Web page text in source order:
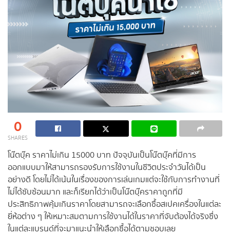
0
SHARES
โน๊ตบุ๊ค ราคาไม่เกิน 15000 บาท ปัจจุบันเป็นโน๊ตบุ๊คที่มีการ
ออกแบบมาให้สามารถรองรับการใช้งานในชีวิตประจำวันได้เป็น
อย่างดี โดยไม่ได้เน้นในเรื่องของการเล่นเกมแต่จะใช้กับการทำงานที่
ไม่ได้ซับซ้อนมาก และก็เรียกได้ว่าเป็นโน๊ตบุ๊คราคาถูกที่มี
ประสิทธิภาพคุ้มเกินราคาโดยสามารถจะเลือกซื้อสเปคเครื่องในแต่ละ
ยี่ห้อต่าง ๆ ให้เหมาะสมตามการใช้งานได้ในราคาที่จับต้องได้จริงซึ่ง
ในแต่ละแบรนด์ที่จะมาแนะนำให้เลือกซื้อได้ตามชอบเลย